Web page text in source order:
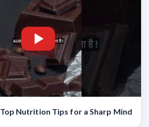
Top Nutrition Tips for a Sharp Mind